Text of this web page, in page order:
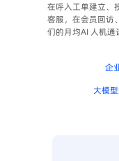
在呼入工单建立、
客服，在会员回访
们的月均AI 人机
企
大模